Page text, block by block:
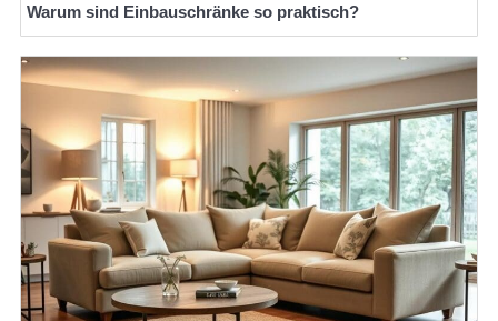
Warum sind Einbauschränke so praktisch?